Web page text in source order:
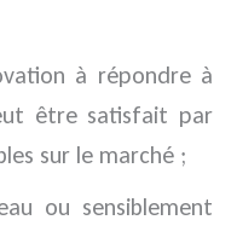
à répondre à
être satisfait par
sur le marché ;
ou sensiblement